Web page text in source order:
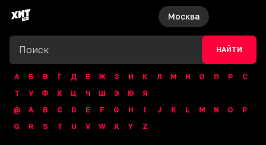
Москва
НАЙТИ
А Б В Г Д Е Ж З И К Л М Н О П Р
С
Т
У Ф Х Ц Ч Ш Э Ю
Я
@
A B C D E F G H I J K L M N O
P
Q
R S T U V W X Y Z